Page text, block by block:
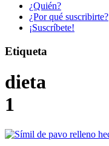
¿Quién?
¿Por qué suscribirte?
¡Suscríbete!
Etiqueta
dieta
1